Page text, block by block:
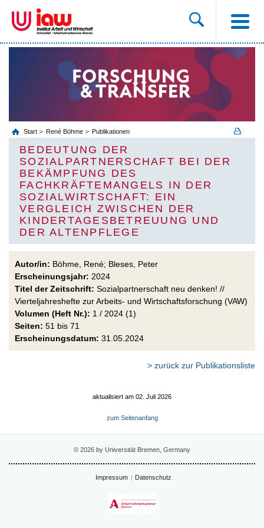
Start René Böhme Publikationen
BEDEUTUNG DER
SOZIALPARTNERSCHAFT BEI DER
BEKÄMPFUNG DES
FACHKRÄFTEMANGELS IN DER
SOZIALWIRTSCHAFT: EIN
VERGLEICH ZWISCHEN DER
KINDERTAGESBETREUUNG UND
DER ALTENPFLEGE
Autor/in: Böhme, René; Bleses, Peter
Erscheinungsjahr: 2024
Titel der Zeitschrift: Sozialpartnerschaft neu denken! //
Vierteljahreshefte zur Arbeits- und Wirtschaftsforschung (VAW)
Volumen (Heft Nr.): 1 / 2024 (1)
Seiten: 51 bis 71
Erscheinungsdatum: 31.05.2024
> zurück zur Publikationsliste
aktualisiert am 02. Juli 2026
zum Seitenanfang
© 2026 by Universität Bremen, Germany
Impressum Datenschutz